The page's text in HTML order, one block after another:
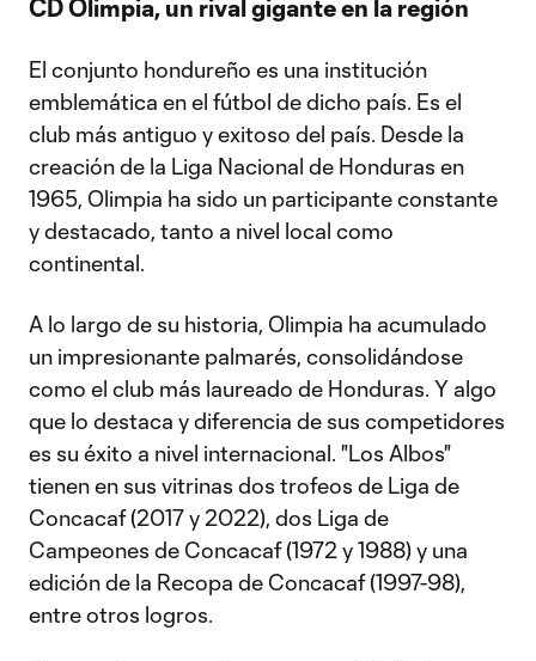
CD Olimpia, un rival gigante en la región
El conjunto hondureño es una institución
emblemática en el fútbol de dicho país. Es el
club más antiguo y exitoso del país. Desde la
creación de la Liga Nacional de Honduras en
1965, Olimpia ha sido un participante constante
y destacado, tanto a nivel local como
continental.
A lo largo de su historia, Olimpia ha acumulado
un impresionante palmarés, consolidándose
como el club más laureado de Honduras. Y algo
que lo destaca y diferencia de sus competidores
es su éxito a nivel internacional. "Los Albos"
tienen en sus vitrinas dos trofeos de Liga de
Concacaf (2017 y 2022), dos Liga de
Campeones de Concacaf (1972 y 1988) y una
edición de la Recopa de Concacaf (1997-98),
entre otros logros.